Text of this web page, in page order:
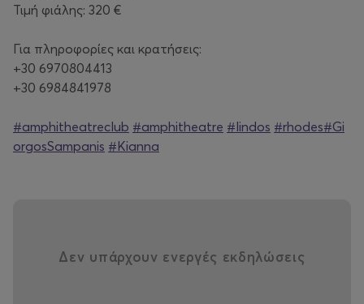
Τιμή φιάλης: 320 €
Για πληροφορίες και κρατήσεις:
+30 6970804413
+30 6984841978
#amphitheatreclub #amphitheatre #lindos #rhodes#Gi
orgosSampanis #Kianna
Δεν υπάρχουν ενεργές εκδηλώσεις